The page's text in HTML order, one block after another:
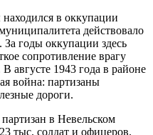
в оккупации
действовало
годы оккупации здесь
сопротивление врагу
августе 1943 года в районе
война: партизаны
дороги.
в Невельском
тыс. солдат и офицеров.